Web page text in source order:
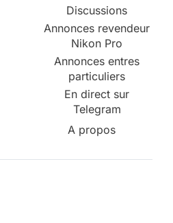
Discussions
Annonces revendeur
Nikon Pro
Annonces entres
particuliers
En direct sur
Telegram
A propos